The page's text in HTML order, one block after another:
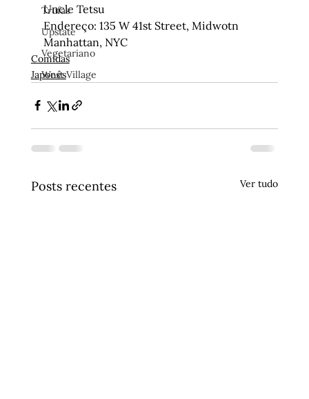
Trufas
Upstate
Vegetariano
West Village
Uncle Tetsu
Endereço: 135 W 41st Street, Midwotn
Manhattan, NYC
Comidas
Japonês
Posts recentes Ver tudo